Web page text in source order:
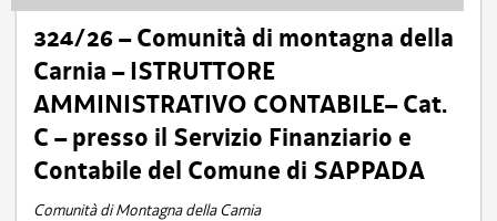
324/26 – Comunità di montagna della
Carnia – ISTRUTTORE
AMMINISTRATIVO CONTABILE– Cat.
C – presso il Servizio Finanziario e
Contabile del Comune di SAPPADA
Comunità di Montagna della Carnia